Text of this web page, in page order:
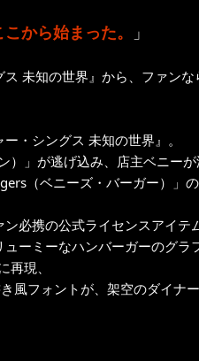
から始まった。 」
未知の世界』から、ファン
・シングス 未知の世界』。
」が逃げ込み、店主ベニー
（ベニーズ・バーガー）」
必携の公式ライセンスアイテ
ーミーなハンバーガーのグ
現、
フォントが、架空のダイナ